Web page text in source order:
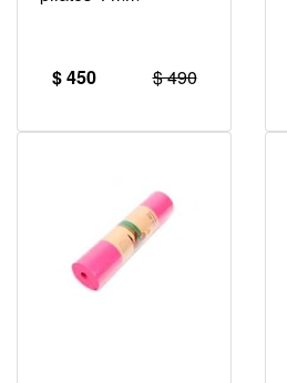
$ 450 $ 490